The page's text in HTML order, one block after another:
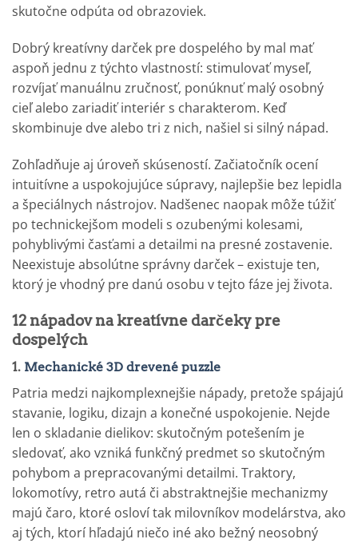
skutočne odpúta od obrazoviek.
Dobrý kreatívny darček pre dospelého by mal mať
aspoň jednu z týchto vlastností: stimulovať myseľ,
rozvíjať manuálnu zručnosť, ponúknuť malý osobný
cieľ alebo zariadiť interiér s charakterom. Keď
skombinuje dve alebo tri z nich, našiel si silný nápad.
Zohľadňuje aj úroveň skúseností. Začiatočník ocení
intuitívne a uspokojujúce súpravy, najlepšie bez lepidla
a špeciálnych nástrojov. Nadšenec naopak môže túžiť
po technickejšom modeli s ozubenými kolesami,
pohyblivými časťami a detailmi na presné zostavenie.
Neexistuje absolútne správny darček – existuje ten,
ktorý je vhodný pre danú osobu v tejto fáze jej života.
12 nápadov na kreatívne darčeky pre
dospelých
1. Mechanické 3D drevené puzzle
Patria medzi najkomplexnejšie nápady, pretože spájajú
stavanie, logiku, dizajn a konečné uspokojenie. Nejde
len o skladanie dielikov: skutočným potešením je
sledovať, ako vzniká funkčný predmet so skutočným
pohybom a prepracovanými detailmi. Traktory,
lokomotívy, retro autá či abstraktnejšie mechanizmy
majú čaro, ktoré osloví tak milovníkov modelárstva, ako
aj tých, ktorí hľadajú niečo iné ako bežný neosobný